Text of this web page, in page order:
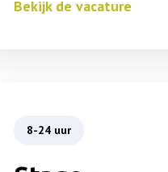
Bekijk de vacature
8-24 uur